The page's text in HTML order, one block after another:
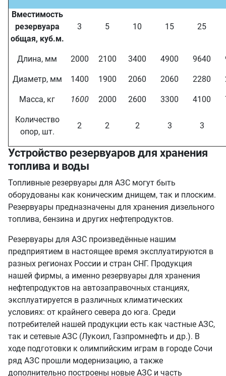
Вместимость
резервуара
общая, куб.м.
3 5 10 15 25
Длина, мм 2000 2100 3400 4900 9640
Диаметр, мм 1400 1900 2060 2060 2280
Масса, кг 1600 2000 2600 3300 4100
Количество
опор, шт.
2 2 2 3 3
Устройство резервуаров для хранения
топлива и воды
Топливные резервуары для АЗС могут быть
оборудованы как коническим днищем, так и плоским.
Резервуары предназначены для хранения дизельного
топлива, бензина и других нефтепродуктов.
Резервуары для АЗС произведённые нашим
предприятием в настоящее время эксплуатируются в
разных регионах России и стран СНГ. Продукция
нашей фирмы, а именно резервуары для хранения
нефтепродуктов на автозаправочных станциях,
эксплуатируется в различных климатических
условиях: от крайнего севера до юга. Среди
потребителей нашей продукции есть как частные АЗС,
так и сетевые АЗС (Лукоил, Газпромнефть и др.). В
ходе подготовки к олимпийским играм в городе Сочи
ряд АЗС прошли модернизацию, а также
дополнительно построены новые АЗС и часть